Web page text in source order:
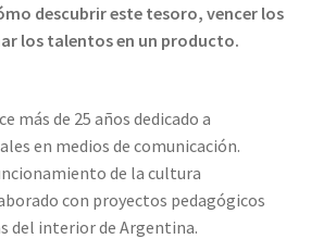
descubrir este tesoro, vencer los
los talentos en un producto.
más de 25 años dedicado a
en medios de comunicación.
de la cultura
con proyectos pedagógicos
del interior de Argentina.